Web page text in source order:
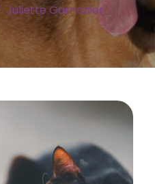
Juliette Garnodier